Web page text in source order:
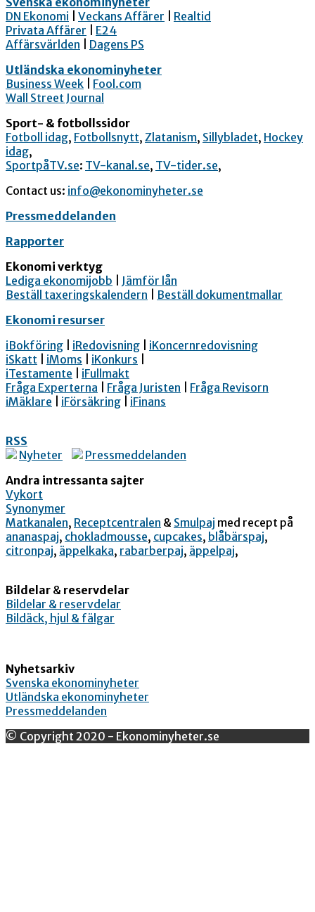
DN Ekonomi
Veckans Affärer
Realtid
Privata Affärer
E24
Affärsvärlden
Dagens PS
Utländska ekonominyheter
Business Week
Fool.com
Wall Street Journal
Sport- & fotbollssidor
Fotboll idag, Fotbollsnytt, Zlatanism, Sillybladet, Hockey
idag,
SportpåTV.se: TV-kanal.se, TV-tider.se,
Contact us: info@ekonominyheter.se
Pressmeddelanden
Rapporter
Ekonomi verktyg
Lediga ekonomijobb
Jämför lån
Beställ taxeringskalendern
Beställ dokumentmallar
Ekonomi resurser
iBokföring
iRedovisning
iKoncernredovisning
iSkatt
iMoms iKonkurs
iTestamente
iFullmakt
Fråga Experterna
Fråga Juristen
Fråga Revisorn
iMäklare
iFörsäkring iFinans
RSS
Nyheter
Pressmeddelanden
Andra intressanta sajter
Vykort
Synonymer
Matkanalen, Receptcentralen & Smulpaj med recept på
ananaspaj, chokladmousse, cupcakes, blåbärspaj,
citronpaj, äppelkaka, rabarberpaj, äppelpaj,
Bildelar & reservdelar
Bildelar & reservdelar
Bildäck, hjul & fälgar
Nyhetsarkiv
Svenska ekonominyheter
Utländska ekonominyheter
Pressmeddelanden
© Copyright 2020 - Ekonominyheter.se